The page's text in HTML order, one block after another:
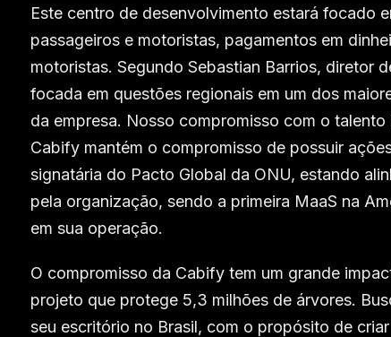
Este centro de desenvolvimento estará focado
passageiros e motoristas, pagamentos em
motoristas. Segundo Sebastian Barrios, diretor
focada em questões regionais em um dos
da empresa. Nosso compromisso com o
Cabify mantém o compromisso de possuir
signatária do Pacto Global da ONU, estando
pela organização, sendo a primeira MaaS na
em sua operação.
O compromisso da Cabify tem um grande
projeto que protege 5,3 milhões de árvores.
seu escritório no Brasil, com o propósito de